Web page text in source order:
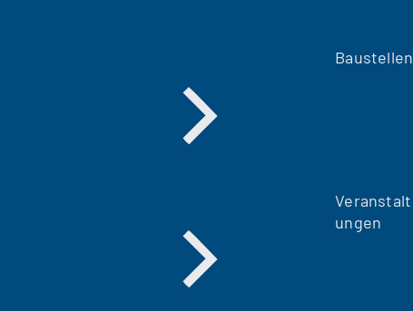
Baustellen
Veranstalt
ungen